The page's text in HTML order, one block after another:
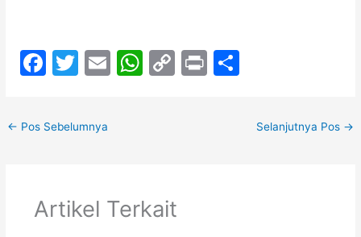
F
c
e
o
T
er
E
W
p
C
k
Pr
ar
← Pos Sebelumnya Selanjutnya Pos →
Artikel Terkait